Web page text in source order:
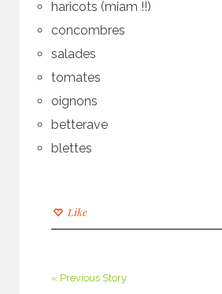
haricots (miam !!)
concombres
salades
tomates
oignons
betterave
blettes
Like
« Previous Story